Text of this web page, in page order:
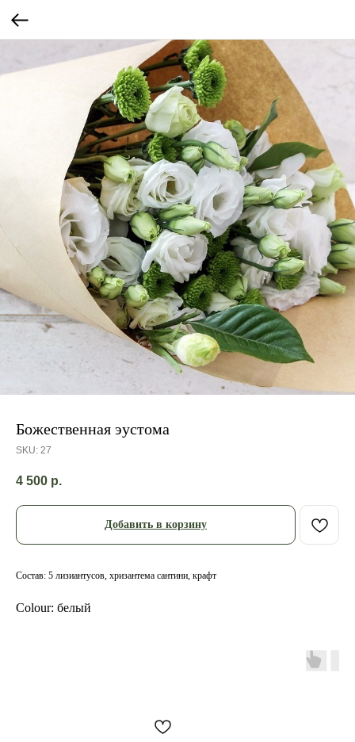
Божественная эустома
SKU: 27
4 500 р.
Добавить в корзину
Состав: 5 лизиантусов, хризантема сантини, крафт
Colour: белый